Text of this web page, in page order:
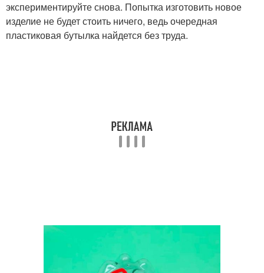
экспериментируйте снова. Попытка изготовить новое
изделие не будет стоить ничего, ведь очередная
пластиковая бутылка найдется без труда.